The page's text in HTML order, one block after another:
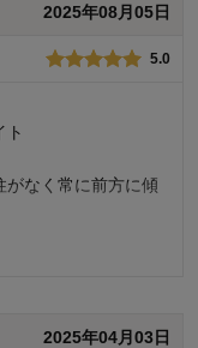
26人が参考になりました
2025年08月05日
5.0
ト
がなく常に前方に傾
ります
2025年04月03日